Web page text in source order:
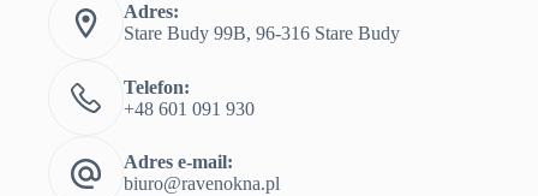
Adres:
Stare Budy 99B, 96-316 Stare Budy
Telefon:
+48 601 091 930
Adres e-mail:
biuro@ravenokna.pl